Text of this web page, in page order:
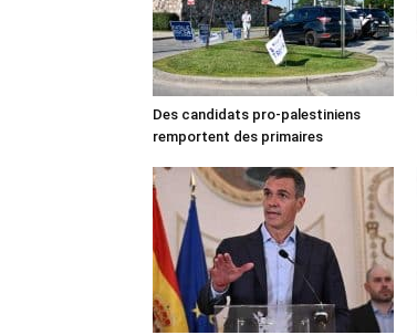
Des candidats pro-palestiniens
remportent des primaires